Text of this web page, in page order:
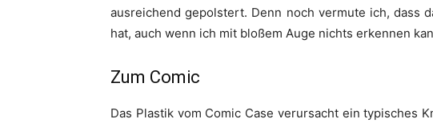
ausreichend gepolstert. Denn noch vermute ich, dass
hat, auch wenn ich mit bloßem Auge nichts erkennen
Zum Comic
Das Plastik vom Comic Case verursacht ein typisches